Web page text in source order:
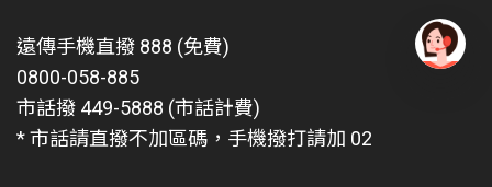
遠傳手機直撥 888 (免費)
0800-058-885
市話撥 449-5888 (市話計費)
* 市話請直撥不加區碼，手機撥打請加 02